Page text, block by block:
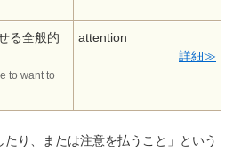
る全般的
to want to
attention
詳細
たり、または注意を払うこと」という